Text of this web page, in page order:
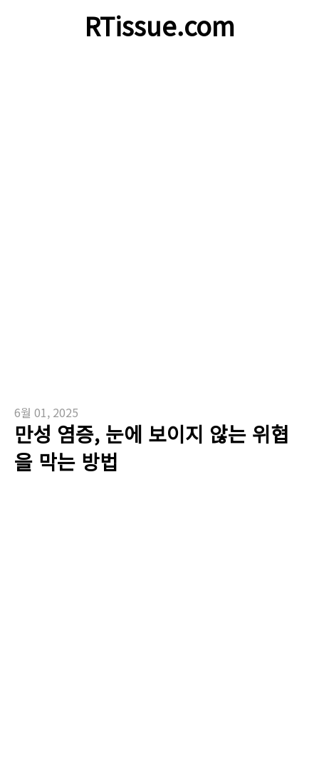
RTissue.com
6월 01, 2025
만성 염증, 눈에 보이지 않는 위협
을 막는 방법